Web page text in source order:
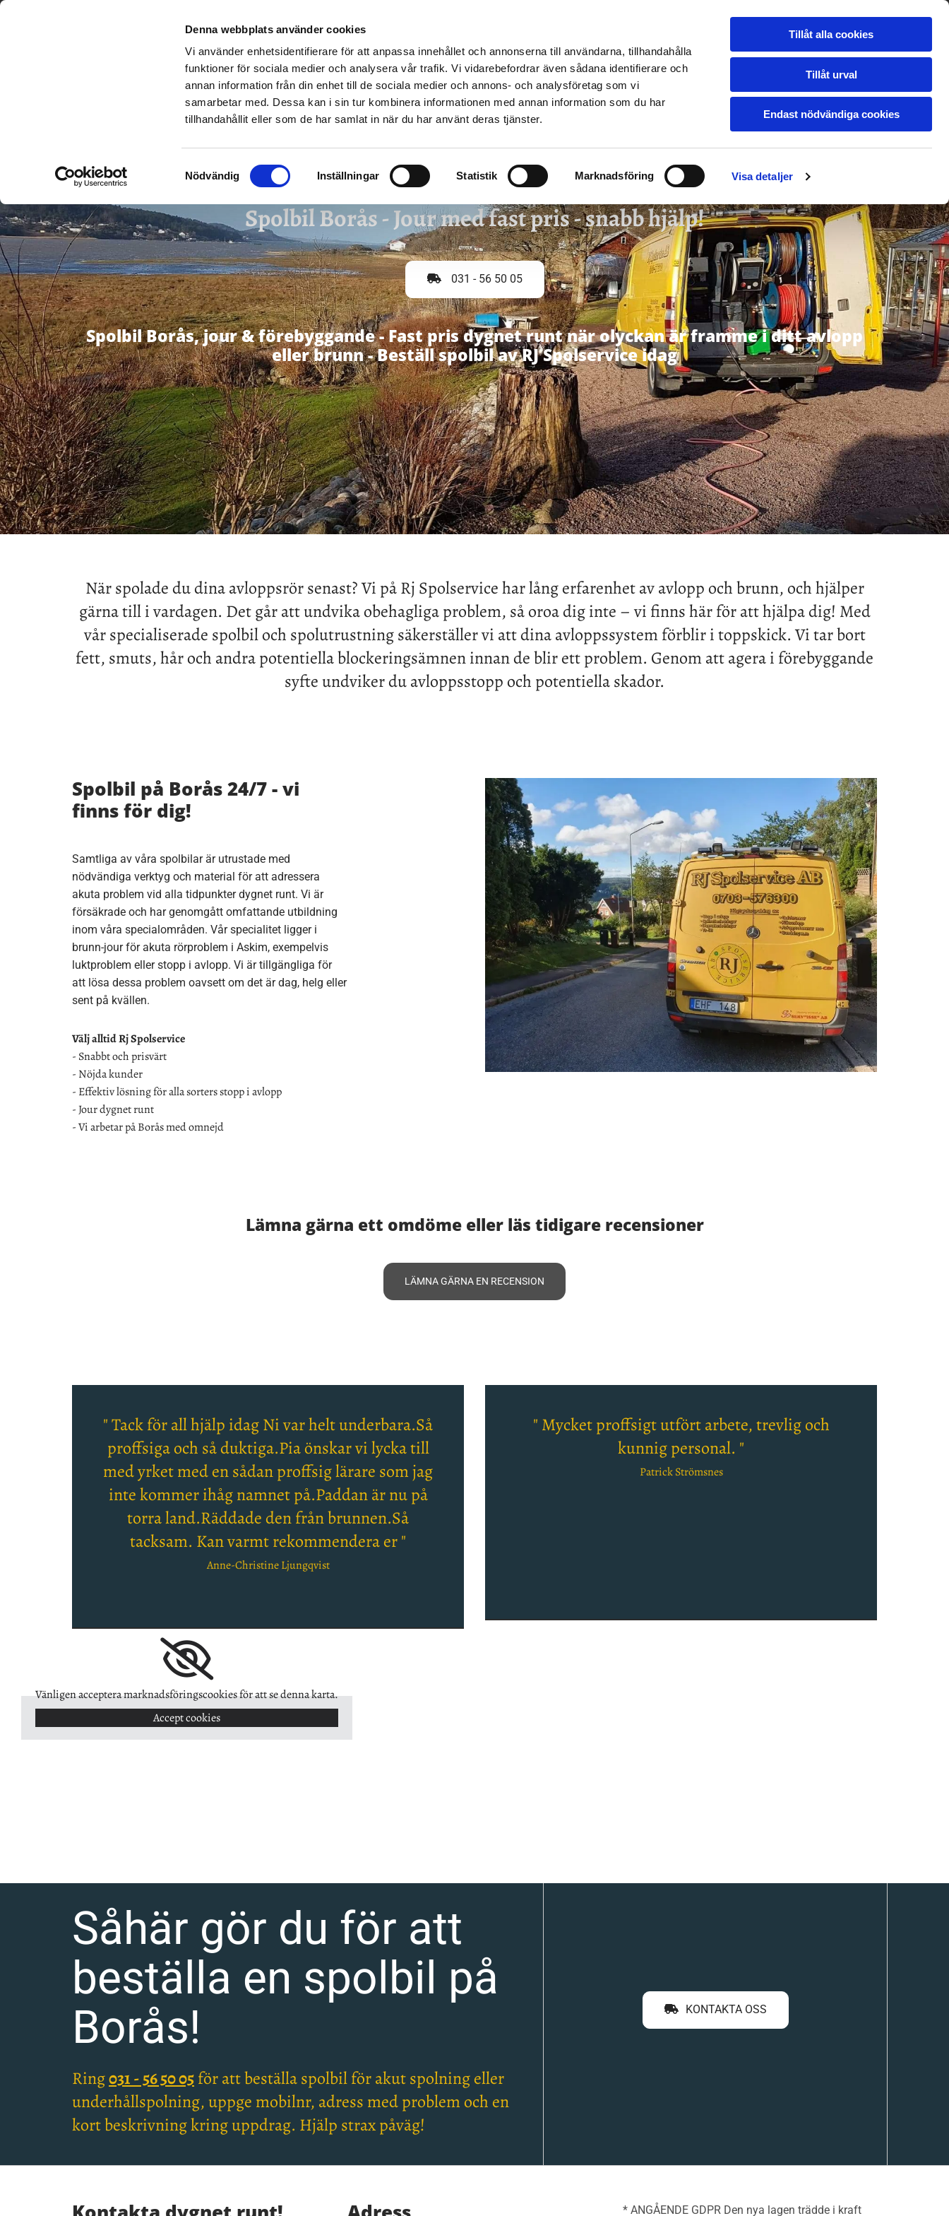
Denna webbplats använder cookies
Vi använder enhetsidentifierare för att anpassa innehållet och annonserna till användarna, tillhandahålla
funktioner för sociala medier och analysera vår trafik. Vi vidarebefordrar även sådana identifierare och
annan information från din enhet till de sociala medier och annons- och analysföretag som vi
samarbetar med. Dessa kan i sin tur kombinera informationen med annan information som du har
tillhandahållit eller som de har samlat in när du har använt deras tjänster.
Nödvändig Inställningar Statistik Marknadsföring Visa detaljer
Tillåt alla cookies
Tillåt urval
Endast nödvändiga cookies
GALLERI
24H JOUR
Spolbil Borås - Jour med fast pris - snabb hjälp!
031 - 56 50 05
Spolbil Borås, jour & förebyggande - Fast pris dygnet runt när olyckan är framme i ditt avlopp
eller brunn - Beställ spolbil av RJ Spolservice idag
När spolade du dina avloppsrör senast? Vi på Rj Spolservice har lång erfarenhet av avlopp och brunn, och hjälper
gärna till i vardagen. Det går att undvika obehagliga problem, så oroa dig inte – vi finns här för att hjälpa dig! Med
vår specialiserade spolbil och spolutrustning säkerställer vi att dina avloppssystem förblir i toppskick. Vi tar bort
fett, smuts, hår och andra potentiella blockeringsämnen innan de blir ett problem. Genom att agera i förebyggande
syfte undviker du avloppsstopp och potentiella skador.
Spolbil på Borås 24/7 - vi
finns för dig!
Samtliga av våra spolbilar är utrustade med
nödvändiga verktyg och material för att adressera
akuta problem vid alla tidpunkter dygnet runt. Vi är
försäkrade och har genomgått omfattande utbildning
inom våra specialområden. Vår specialitet ligger i
brunn-jour för akuta rörproblem i Askim, exempelvis
luktproblem eller stopp i avlopp. Vi är tillgängliga för
att lösa dessa problem oavsett om det är dag, helg eller
sent på kvällen.
Välj alltid Rj Spolservice
- Snabbt och prisvärt
- Nöjda kunder
- Effektiv lösning för alla sorters stopp i avlopp
- Jour dygnet runt
- Vi arbetar på Borås med omnejd
Lämna gärna ett omdöme eller läs tidigare recensioner
LÄMNA GÄRNA EN RECENSION
" Tack för all hjälp idag Ni var helt underbara.Så
proffsiga och så duktiga.Pia önskar vi lycka till
med yrket med en sådan proffsig lärare som jag
inte kommer ihåg namnet på.Paddan är nu på
torra land.Räddade den från brunnen.Så
tacksam. Kan varmt rekommendera er "
Anne-Christine Ljungqvist
" Mycket proffsigt utfört arbete, trevlig och
kunnig personal. "
Patrick Strömsnes
Vänligen acceptera marknadsföringscookies för att se denna karta.
Accept cookies
Såhär gör du för att
beställa en spolbil på
Borås!
Ring031 - 56 50 05för att beställa spolbil för akut spolning eller
underhållspolning, uppge mobilnr, adress med problem och en
kort beskrivning kring uppdrag. Hjälp strax påväg!
KONTAKTA OSS
* ANGÅENDE GDPR Den nya lagen trädde i kraft